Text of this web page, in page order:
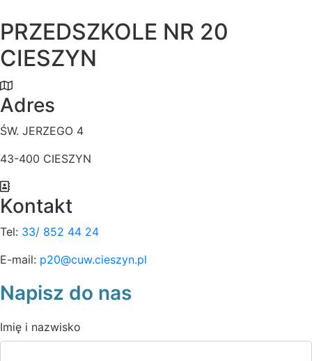
PRZEDSZKOLE NR 20
CIESZYN
Adres
ŚW. JERZEGO 4
43-400 CIESZYN
Kontakt
Tel: 33/ 852 44 24
E-mail: p20@cuw.cieszyn.pl
Napisz do nas
Imię i nazwisko